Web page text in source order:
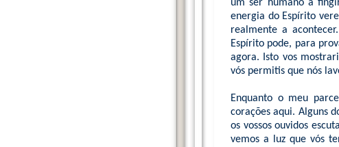
um ser humano a
energia do Espírito
realmente a
Espírito pode, para
agora. Isto vos
vós permitis que nós
Enquanto o meu
corações aqui. Alguns
os vossos ouvidos
vemos a luz que vós